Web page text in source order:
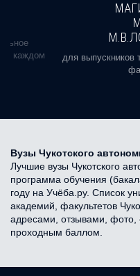
в каждом
для выпускников
Вузы Чукотского
Лучшие вузы Чукотского
программа обучения
году на Учёба.ру. Список
академий, факультетов
адресами, отзывами, фото,
проходным баллом.